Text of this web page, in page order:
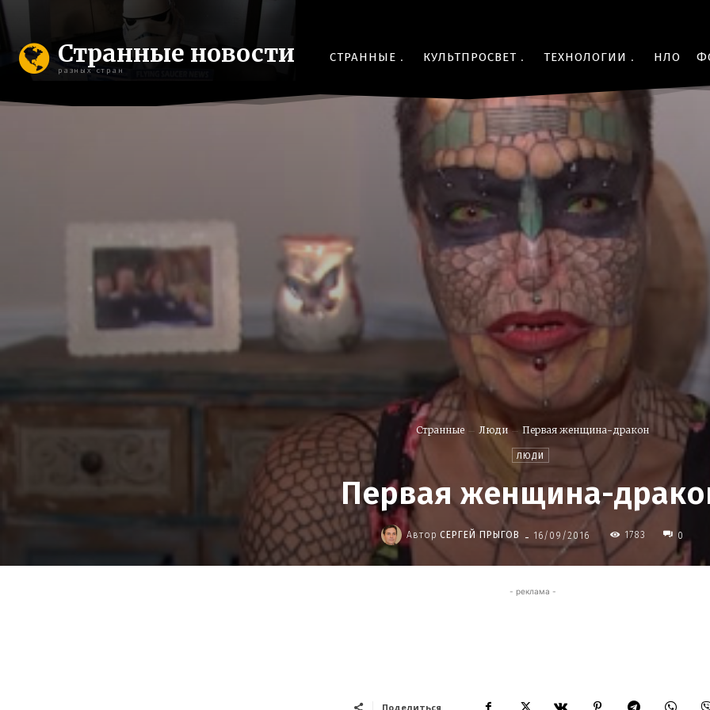
Странные новости
разных стран
СТРАННЫЕ КУЛЬТПРОСВЕТ ТЕХНОЛОГИИ НЛО
Странные Люди Первая женщина-дракон
ЛЮДИ
Первая женщина-
Автор СЕРГЕЙ ПРЫГОВ - 16/09/2016 1783 0
- реклама -
Поделиться